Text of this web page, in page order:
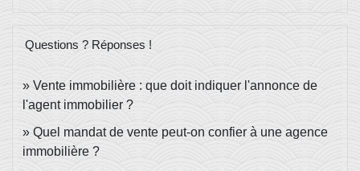
Questions ? Réponses !
Vente immobilière : que doit indiquer l'annonce de
l'agent immobilier ?
Quel mandat de vente peut-on confier à une agence
immobilière ?